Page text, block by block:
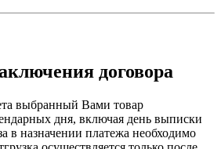
договора
выбранный Вами товар
дня, включая день выписки
в назначении платежа необходимо